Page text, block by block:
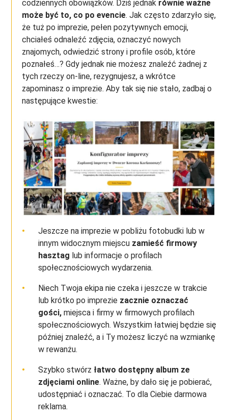
codziennych obowiązków. Dziś jednak równie ważne
może być to, co po evencie. Jak często zdarzyło się,
że tuż po imprezie, pełen pozytywnych emocji,
chciałeś odnaleźć zdjęcia, oznaczyć nowych
znajomych, odwiedzić strony i profile osób, które
poznałeś…? Gdy jednak nie możesz znaleźć żadnej z
tych rzeczy on-line, rezygnujesz, a wkrótce
zapominasz o imprezie. Aby tak się nie stało, zadbaj o
następujące kwestie:
Jeszcze na imprezie w pobliżu fotobudki lub w
innym widocznym miejscu zamieść firmowy
hasztag lub informacje o profilach
społecznościowych wydarzenia.
Niech Twoja ekipa nie czeka i jeszcze w trakcie
lub krótko po imprezie zacznie oznaczać
gości, miejsca i firmy w firmowych profilach
społecznościowych. Wszystkim łatwiej będzie się
później znaleźć, a i Ty możesz liczyć na wzmiankę
w rewanżu.
Szybko stwórz łatwo dostępny album ze
zdjęciami online. Ważne, by dało się je pobierać,
udostępniać i oznaczać. To dla Ciebie darmowa
reklama.